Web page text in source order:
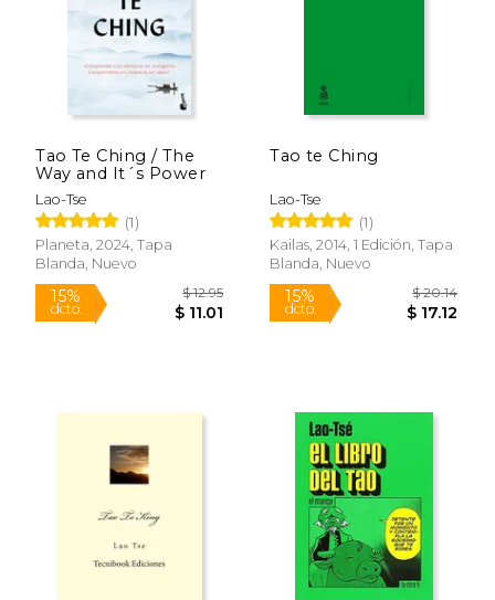
12%
dcto.
12%
dcto.
Tao Te Ching / The
Way and It´s Power
Lao-Tse
(1)
Planeta, 2024, Tapa
Blanda, Nuevo
Tao te Ching
Lao-Tse
(1)
Kailas, 2014, 1 Edición, Tapa
Blanda, Nuevo